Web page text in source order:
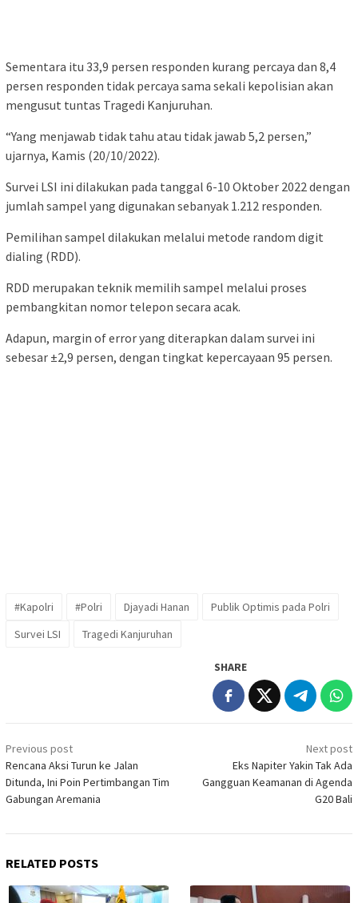
Sementara itu 33,9 persen responden kurang percaya dan 8,4
persen responden tidak percaya sama sekali kepolisian akan
mengusut tuntas Tragedi Kanjuruhan.
“Yang menjawab tidak tahu atau tidak jawab 5,2 persen,”
ujarnya, Kamis (20/10/2022).
Survei LSI ini dilakukan pada tanggal 6-10 Oktober 2022 dengan
jumlah sampel yang digunakan sebanyak 1.212 responden.
Pemilihan sampel dilakukan melalui metode random digit
dialing (RDD).
RDD merupakan teknik memilih sampel melalui proses
pembangkitan nomor telepon secara acak.
Adapun, margin of error yang diterapkan dalam survei ini
sebesar ±2,9 persen, dengan tingkat kepercayaan 95 persen.
#Kapolri #Polri Djayadi Hanan
Publik Optimis pada Polri
Survei LSI
Tragedi Kanjuruhan
SHARE
Post
navigation
Previous post
Rencana Aksi Turun ke Jalan
Ditunda, Ini Poin Pertimbangan Tim
Gabungan Aremania
Next post
Eks Napiter Yakin Tak Ada
Gangguan Keamanan di Agenda
G20 Bali
RELATED POSTS